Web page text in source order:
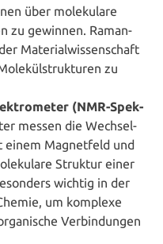
über mole­ku­la­re
zu gewinnen. Raman-
Mate­ri­al­wis­sen­schaft
zu
(NMR-Spek­
messen die Wech­sel­
Magnet­feld und
Struktur einer
wichtig in der
um komplexe
Ver­bin­dun­gen